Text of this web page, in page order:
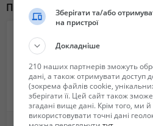
зимових свят (листопад - лютий) тому
припадають максимальні продажі.
Деталі надішлемо на е-мейл, або по тел.
Похожие объявления
Зберігати та/або
на пристрої
Докладніше
210 наших партнерів зможуть
дані, а також отримувати доступ
(зокрема файлів cookie,
зберігати її. Цей сайт також
згадані вище дані. Крім того,
використовувати точні дані